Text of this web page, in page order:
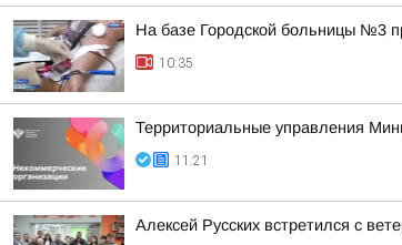
На базе Городской больницы №3
10:35
Территориальные управления
11:21
Алексей Русских встретился с